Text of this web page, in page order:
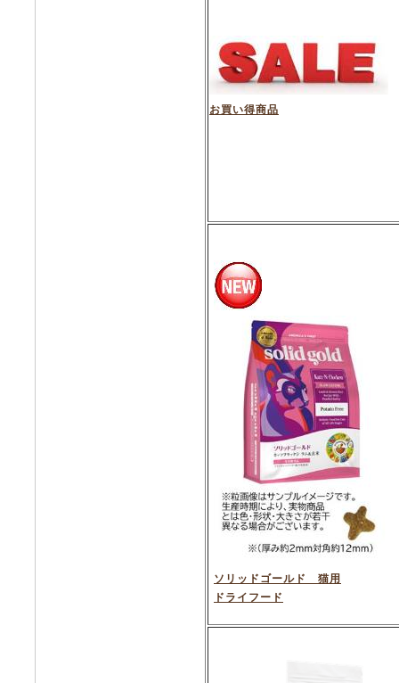
お買い得商品
ソリッドゴールド 猫用
ドライフード